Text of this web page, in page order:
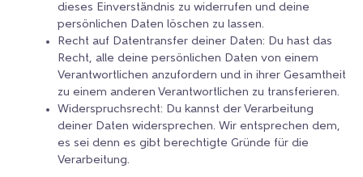
dieses Einverständnis zu widerrufen und deine
persönlichen Daten löschen zu lassen.
Recht auf Datentransfer deiner Daten: Du hast das
Recht, alle deine persönlichen Daten von einem
Verantwortlichen anzufordern und in ihrer Gesamtheit
zu einem anderen Verantwortlichen zu transferieren.
Widerspruchsrecht: Du kannst der Verarbeitung
deiner Daten widersprechen. Wir entsprechen dem,
es sei denn es gibt berechtigte Gründe für die
Verarbeitung.